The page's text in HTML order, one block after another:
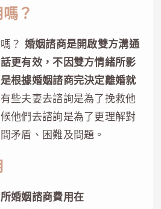
？
？ 婚姻諮商是開啟雙方溝通
更有效，不因雙方情緒所影
根據婚姻諮商完決定離婚就
有些夫妻去諮詢是為了挽救他
他們去諮詢是為了更理解對
矛盾、困難及問題。
婚姻諮商費用在